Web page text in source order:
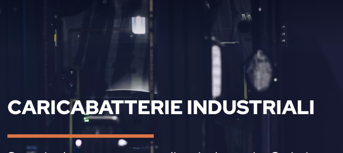
CARICABATTERIE INDUSTRIALI